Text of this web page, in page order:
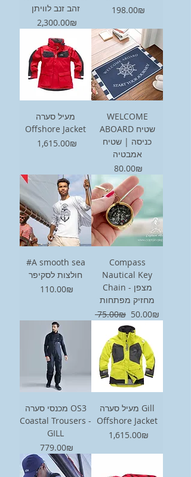
זהב זנב לוויתן
Price
‏2,300.00 ‏₪
Price
‏198.00 ‏₪
מעיל סערה
Offshore Jacket
Price
‏1,615.00 ‏₪
WELCOME
ABOARD שטיח
כניסה | שטיח
אמבטיה
Price ‏80.00 ‏₪
#A smooth sea
חולצות לסקיפר
Price
‏110.00 ‏₪
Compass
Nautical Key
Chain - מצפן
מחזיק מפתחות
Regular Price
‏75.00 ‏₪ Sale Price
‏50.00 ‏₪
מכנסי סערה OS3
Coastal Trousers -
GILL
Price
‏779.00 ‏₪
מעיל סערה Gill
Offshore Jacket
Price
‏1,615.00 ‏₪